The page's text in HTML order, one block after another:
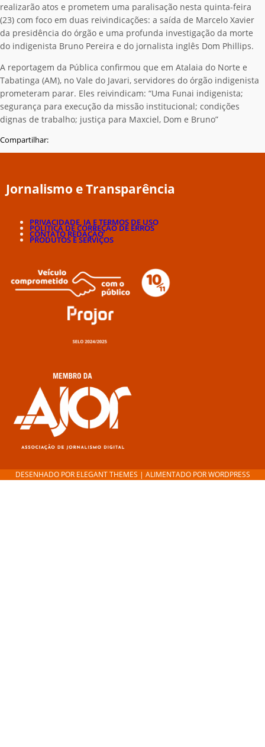
realizarão atos e prometem uma paralisação nesta quinta-feira
(23) com foco em duas reivindicações: a saída de Marcelo Xavier
da presidência do órgão e uma profunda investigação da morte
do indigenista Bruno Pereira e do jornalista inglês Dom Phillips.
A reportagem da Pública confirmou que em Atalaia do Norte e
Tabatinga (AM), no Vale do Javari, servidores do órgão indigenista
prometeram parar. Eles reivindicam: “Uma Funai indigenista;
segurança para execução da missão institucional; condições
dignas de trabalho; justiça para Maxciel, Dom e Bruno”
Compartilhar:
Jornalismo e Transparência
PRIVACIDADE, IA E TERMOS DE USO
POLÍTICA DE CORREÇÃO DE ERROS
CONTATO REDAÇÃO
PRODUTOS E SERVIÇOS
DESENHADO POR ELEGANT THEMES | ALIMENTADO PORWORDPRESS